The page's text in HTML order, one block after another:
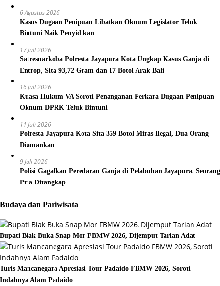
6 Agustus 2026
Kasus Dugaan Penipuan Libatkan Oknum Legislator Teluk
Bintuni Naik Penyidikan
17 Juli 2026
Satresnarkoba Polresta Jayapura Kota Ungkap Kasus Ganja di
Entrop, Sita 93,72 Gram dan 17 Botol Arak Bali
16 Juli 2026
Kuasa Hukum VA Soroti Penanganan Perkara Dugaan Penipuan
Oknum DPRK Teluk Bintuni
11 Juli 2026
Polresta Jayapura Kota Sita 359 Botol Miras Ilegal, Dua Orang
Diamankan
9 Juli 2026
Polisi Gagalkan Peredaran Ganja di Pelabuhan Jayapura, Seorang
Pria Ditangkap
Budaya dan Pariwisata
Bupati Biak Buka Snap Mor FBMW 2026, Dijemput Tarian Adat
Turis Mancanegara Apresiasi Tour Padaido FBMW 2026, Soroti
Indahnya Alam Padaido